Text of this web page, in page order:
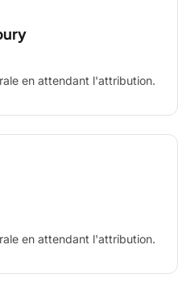
en attendant l'attribution.
en attendant l'attribution.